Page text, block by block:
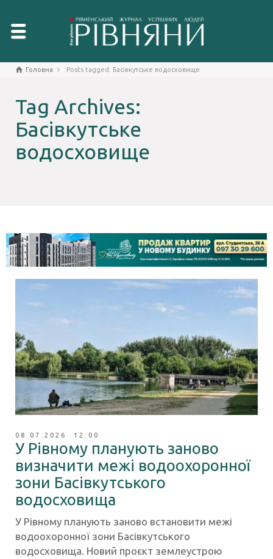
Головна Posts tagged: Басівкутське водосховище
Tag Archives:
Басівкутське
водосховище
08.07.2026 12:00
У Рівному планують заново
визначити межі водоохоронної
зони Басівкутського
водосховища
У Рівному планують заново встановити межі
водоохоронної зони Басівкутського
водосховища. Новий проєкт землеустрою